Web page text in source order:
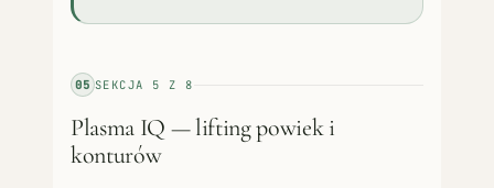
05 SEKCJA 5 Z 8
Plasma IQ — lifting powiek i
konturów